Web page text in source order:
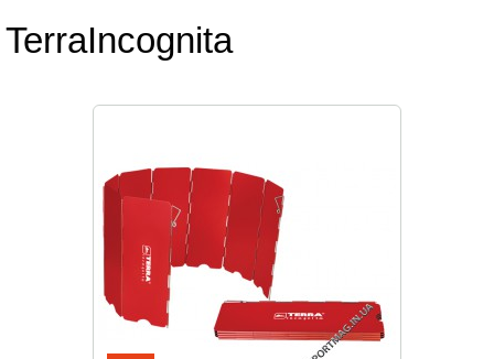
TerraIncognita